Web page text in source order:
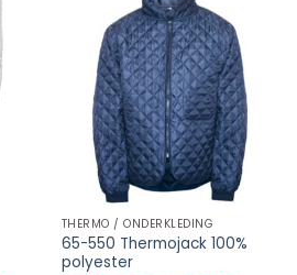
THERMO / ONDERKLEDING
65-550 Thermojack 100%
polyester